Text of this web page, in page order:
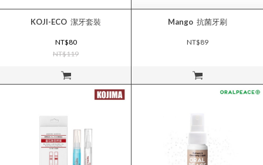
立即購買
KOJI-ECO 潔牙套裝
NT$80
NT$119
立即購買
Mango 抗菌牙刷
NT$89